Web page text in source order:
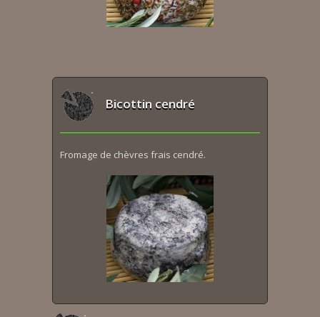
Bicottin cendré
Fromage de chèvres frais cendré.